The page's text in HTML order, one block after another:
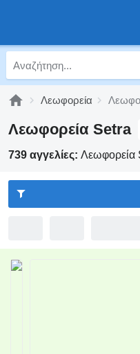
Λεωφορεία
Λεωφορεία Setra
739 αγγελίες: Λεωφορεία